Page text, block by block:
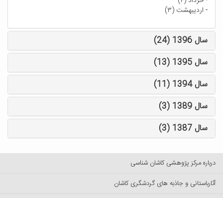
- اردیبهشت (۳)
سال 1396 (24)
سال 1395 (13)
سال 1394 (11)
سال 1389 (3)
سال 1387 (3)
درباره مرکز پژوهشی کاشان شناسی
آثارباستانی و جاذبه های گردشگری کاشان